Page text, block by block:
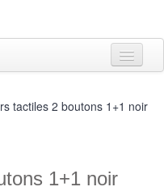
tactiles 2 boutons 1+1 noir
1+1 noir